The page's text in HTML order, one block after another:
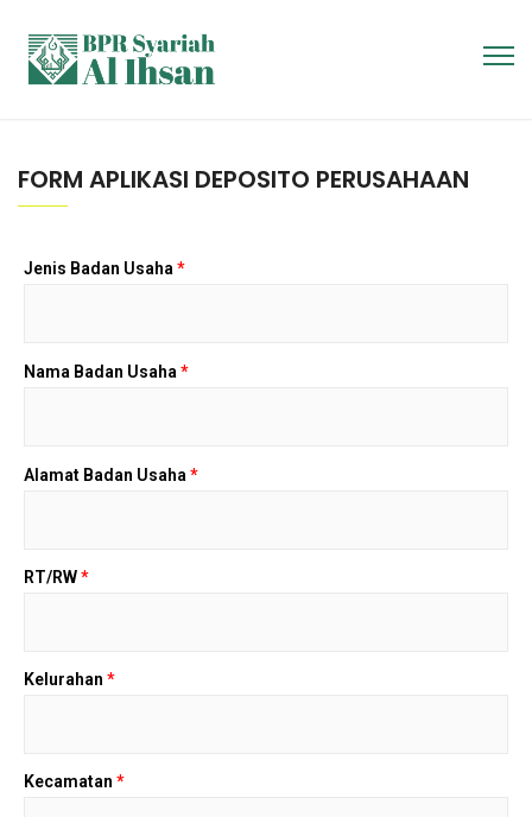
FORM APLIKASI DEPOSITO PERUSAHAAN
Jenis Badan Usaha *
Nama Badan Usaha *
Alamat Badan Usaha *
RT/RW*
Kelurahan *
Kecamatan *